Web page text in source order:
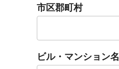
市区郡町村
ビル・マンション名